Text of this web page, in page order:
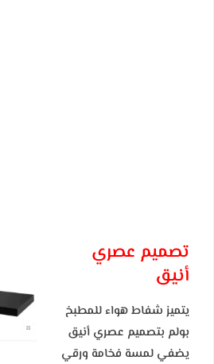
تصميم عصري
أنيق
يتميز شفاط هواء للمطبخ
بولم بتصميم عصري أنيق
يضفي لمسة فخامة ورقي